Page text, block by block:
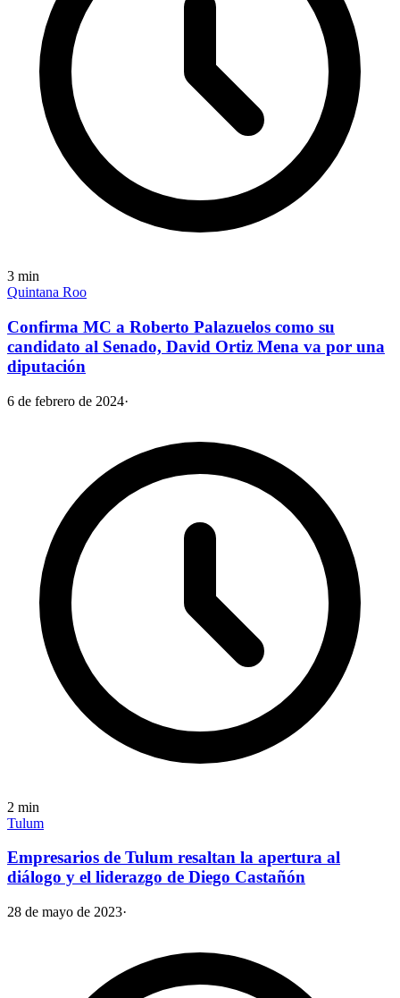
3 min
Quintana Roo
Confirma MC a Roberto Palazuelos como su
candidato al Senado, David Ortiz Mena va por una
diputación
6 de febrero de 2024·
2 min
Tulum
Empresarios de Tulum resaltan la apertura al
diálogo y el liderazgo de Diego Castañón
28 de mayo de 2023·